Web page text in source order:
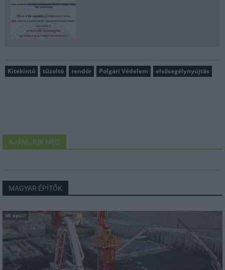
Kitekintő tűzoltó rendőr Polgári Védelem elsősegélynyújtás
AJÁNLJUK MÉG
MAGYAR ÉPÍTŐK
Mi épül?